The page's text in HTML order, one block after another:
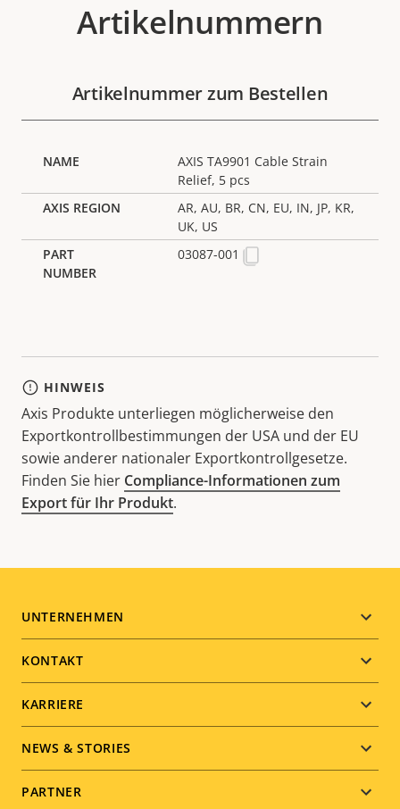
Artikelnummern
Artikelnummer zum Bestellen
AXIS TA9901 Cable Strain
Relief, 5 pcs
AR, AU, BR, CN, EU, IN, JP, KR,
UK, US
03087-001
HINWEIS
Axis Produkte unterliegen möglicherweise den
Exportkontrollbestimmungen der USA und der EU
sowie anderer nationaler Exportkontrollgesetze.
Finden Sie hier Compliance-Informationen zum
Export für Ihr Produkt.
Footer
menu
UNTERNEHMEN
KONTAKT
KARRIERE
NEWS & STORIES
PARTNER